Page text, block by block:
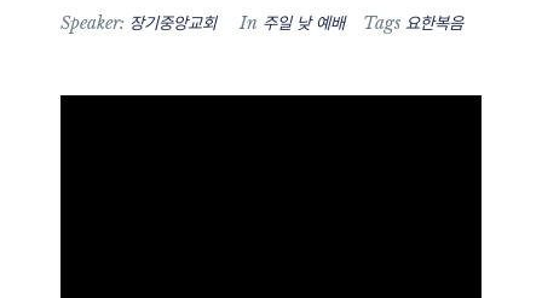
Speaker: 장기중앙교회 In 주일 낮 예배 Tags 요한복음